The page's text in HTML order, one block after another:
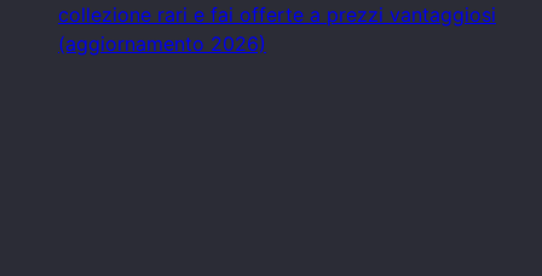
collezione rari e fai offerte a prezzi vantaggiosi
(aggiornamento 2026)